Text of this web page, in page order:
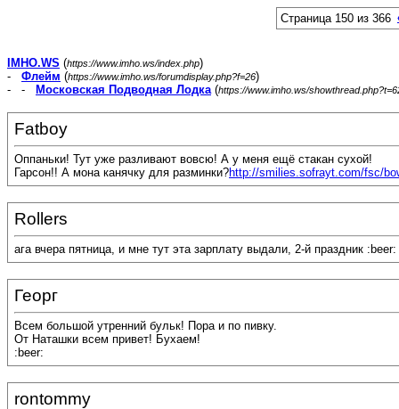
Страница 150 из 366
IMHO.WS (https://www.imho.ws/index.php)
- Флейм (https://www.imho.ws/forumdisplay.php?f=26)
- -
Московская Подводная Лодка(https://www.imho.ws/
Fatboy
Оппаньки! Тут уже разливают вовсю! А у меня ещё стакан сухой!
Гарсон!! А мона канячку для разминки?http://smilies.sofrayt.com/fsc/
Rollers
ага вчера пятница, и мне тут эта зарплату выдали, 2-й праздник
Георг
Всем большой утренний бульк! Пора и по пивку.
От Наташки всем привет! Бухаем!
:beer:
rontommy